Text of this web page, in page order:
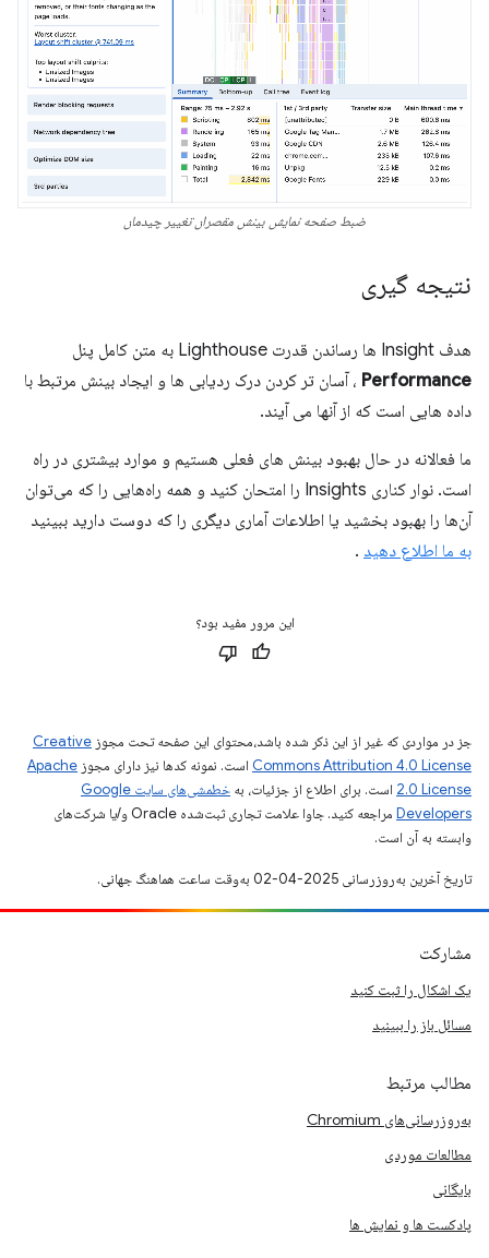
ضبط صفحه نمایش بینش مقصران تغییر چیدمان
نتیجه گیری
هدف Insight ها رساندن قدرت Lighthouse به متن کامل پنل
Performance ، آسان تر کردن درک ردیابی ها و ایجاد بینش مرتبط با
داده هایی است که از آنها می آیند.
ما فعالانه در حال بهبود بینش های فعلی هستیم و موارد بیشتری در راه
است. نوار کناری Insights را امتحان کنید و همه راه‌هایی را که می‌توان
آن‌ها را بهبود بخشید یا اطلاعات آماری دیگری را که دوست دارید ببینید
به ما اطلاع دهید .
این مرور مفید بود؟
جز در مواردی که غیر از این ذکر شده باشد،‌محتوای این صفحه تحت مجوز Creative
Commons Attribution 4.0 License است. نمونه کدها نیز دارای مجوز Apache
2.0 License است. برای اطلاع از جزئیات، به
خطمشی‌های سایت Google
Developers‏
مراجعه کنید. جاوا علامت تجاری ثبت‌شده Oracle و/یا شرکت‌های
وابسته به آن است.
تاریخ آخرین به‌روزرسانی 2025-04-02 به‌وقت ساعت هماهنگ جهانی.
مشارکت
یک اشکال را ثبت کنید
مسائل باز را ببینید
مطالب مرتبط
به‌روزرسانی‌های Chromium
مطالعات موردی
بایگانی
پادکست ها و نمایش ها